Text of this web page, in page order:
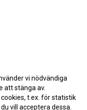
vi nödvändiga
att stänga av.
t.ex. för statistik
vill acceptera dessa.